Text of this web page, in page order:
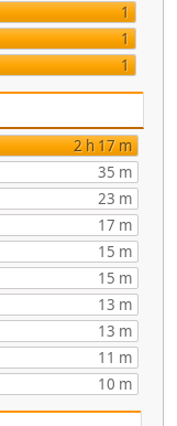
1
1
1
2 h 17 m
35 m
23 m
17 m
15 m
15 m
13 m
13 m
11 m
10 m